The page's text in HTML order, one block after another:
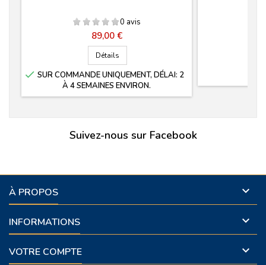
0 avis
Prix
89,00 €
Détails
 SUR COMMANDE UNIQUEMENT, DÉLAI: 2
À 4 SEMAINES ENVIRON.
Suivez-nous sur Facebook
À PROPOS 
INFORMATIONS 
VOTRE COMPTE 